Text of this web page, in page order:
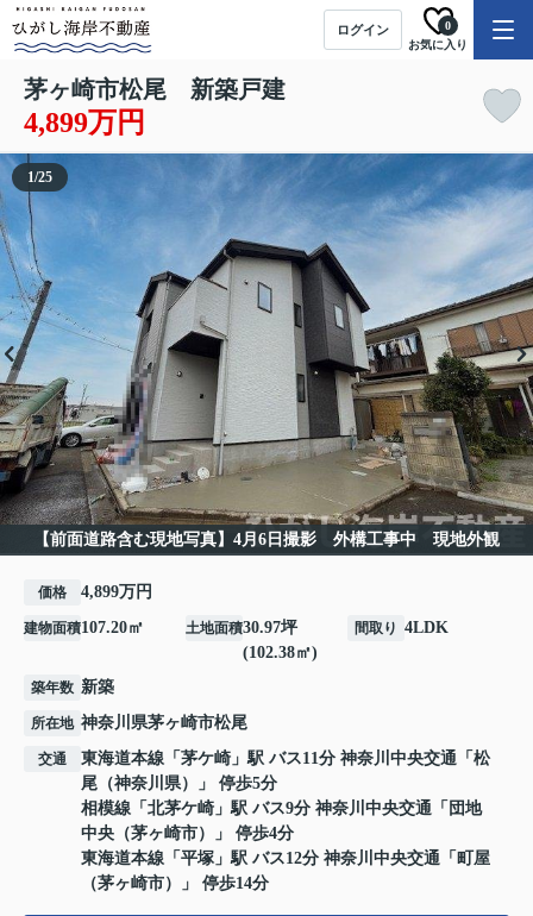
ログイン
お気に入り
0
茅ヶ崎市松尾 新築戸建
4,899万円
【前面道路含む現地写真】4月6日撮影 外構工事中 現地外観
1/25
価格 4,899万円
建物面積107.20㎡ 土地面積30.97坪
(102.38㎡)
間取り 4LDK
築年数 新築
所在地 神奈川県茅ヶ崎市松尾
交通 東海道本線 「 茅ケ崎 」駅 バス11分 神奈川中央交通「松
尾（神奈川県）」 停歩5分
相模線 「 北茅ケ崎 」駅 バス9分 神奈川中央交通「団地
中央（茅ヶ崎市）」 停歩4分
東海道本線 「 平塚 」駅 バス12分 神奈川中央交通「町屋
（茅ヶ崎市）」 停歩14分